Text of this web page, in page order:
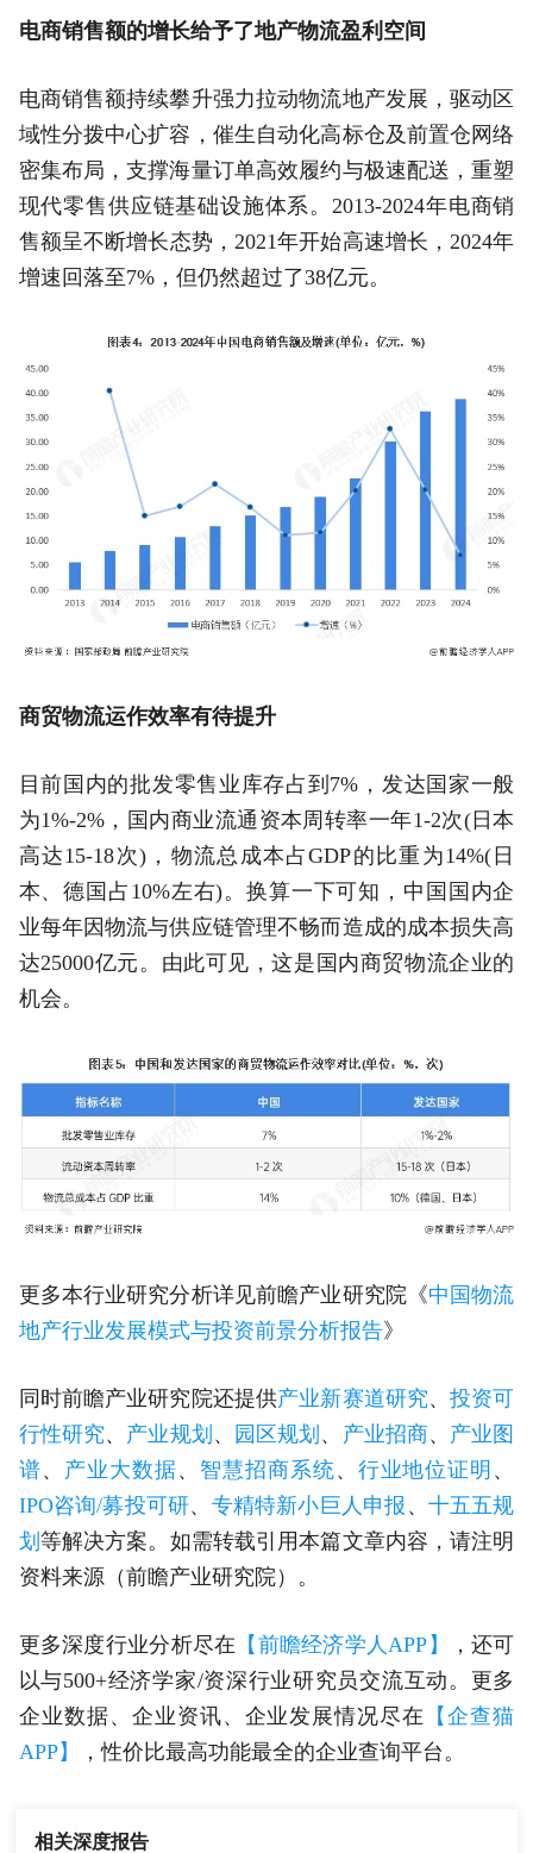
电商销售额的增长给予了地产物流盈利空间
电商销售额持续攀升强力拉动物流地产发展，驱动区
域性分拨中心扩容，催生自动化高标仓及前置仓网络
密集布局，支撑海量订单高效履约与极速配送，重塑
现代零售供应链基础设施体系。2013-2024年电商销
售额呈不断增长态势，2021年开始高速增长，2024年
增速回落至7%，但仍然超过了38亿元。
商贸物流运作效率有待提升
目前国内的批发零售业库存占到7%，发达国家一般
为1%-2%，国内商业流通资本周转率一年1-2次(日本
高达15-18次)，物流总成本占GDP的比重为14%(日
本、德国占10%左右)。换算一下可知，中国国内企
业每年因物流与供应链管理不畅而造成的成本损失高
达25000亿元。由此可见，这是国内商贸物流企业的
机会。
更多本行业研究分析详见前瞻产业研究院《中国物流
地产行业发展模式与投资前景分析报告》
同时前瞻产业研究院还提供产业新赛道研究、投资可
行性研究、 产业规划 、 园区规划 、 产业招商、 产业图
谱、 产业大数据、 智慧招商系统、 行业地位证明 、
IPO咨询/募投可研、 专精特新小巨人申报 、 十五五规
划 等解决方案。如需转载引用本篇文章内容，请注明
资料来源（前瞻产业研究院）。
更多深度行业分析尽在 【前瞻经济学人APP】
，还可
以与500+经济学家/资深行业研究员交流互动。更多
企业数据、企业资讯、企业发展情况尽在
【企查猫
APP】
，性价比最高功能最全的企业查询平台。
相关深度报告